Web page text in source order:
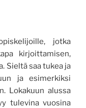
jotka
kirjoittamisen,
Sieltä saa tukea ja
ja esimerkiksi
Lokakuun alussa
tulevina vuosina